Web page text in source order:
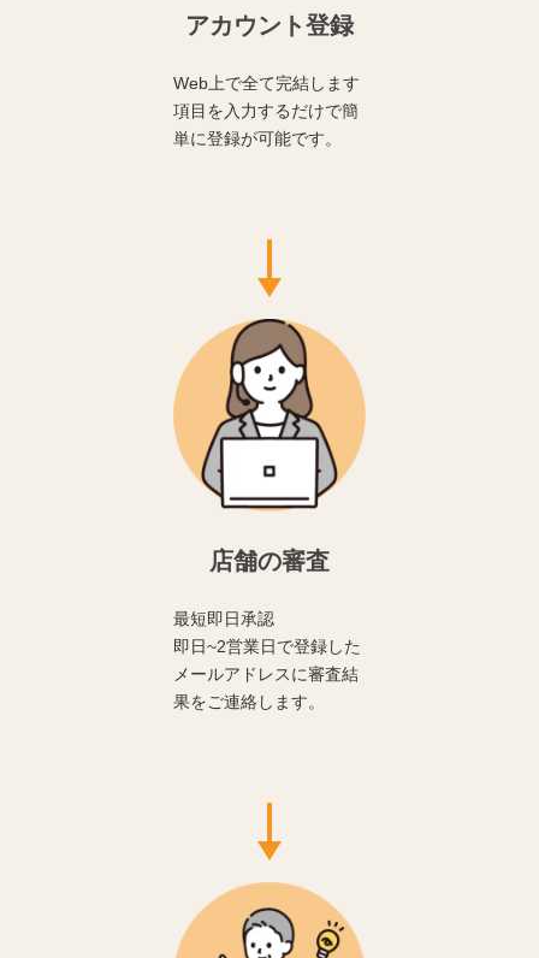
アカウント登録
Web上で全て完結します
項目を入力するだけで簡
単に登録が可能です。
店舗の審査
最短即日承認
即日~2営業日で登録した
メールアドレスに審査結
果をご連絡します。